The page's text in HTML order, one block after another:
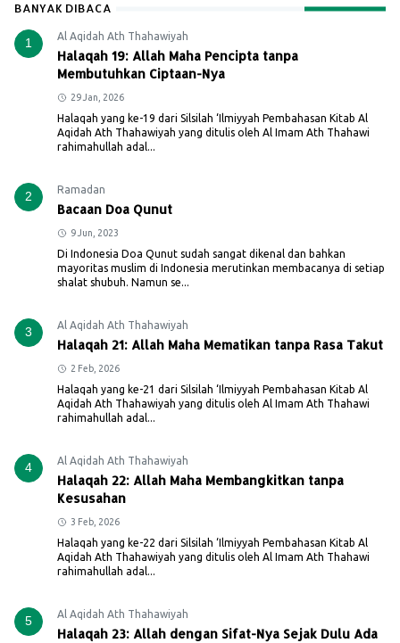
BANYAK DIBACA
1 Al Aqidah Ath Thahawiyah
Halaqah 19: Allah Maha Pencipta tanpa
Membutuhkan Ciptaan-Nya
29 Jan, 2026
Halaqah yang ke-19 dari Silsilah ‘Ilmiyyah Pembahasan Kitab Al
Aqidah Ath Thahawiyah yang ditulis oleh Al Imam Ath Thahawi
rahimahullah adal...
2 Ramadan
Bacaan Doa Qunut
9 Jun, 2023
Di Indonesia Doa Qunut sudah sangat dikenal dan bahkan
mayoritas muslim di Indonesia merutinkan membacanya di setiap
shalat shubuh. Namun se...
3 Al Aqidah Ath Thahawiyah
Halaqah 21: Allah Maha Mematikan tanpa Rasa Takut
2 Feb, 2026
Halaqah yang ke-21 dari Silsilah ‘Ilmiyyah Pembahasan Kitab Al
Aqidah Ath Thahawiyah yang ditulis oleh Al Imam Ath Thahawi
rahimahullah adal...
4 Al Aqidah Ath Thahawiyah
Halaqah 22: Allah Maha Membangkitkan tanpa
Kesusahan
3 Feb, 2026
Halaqah yang ke-22 dari Silsilah ‘Ilmiyyah Pembahasan Kitab Al
Aqidah Ath Thahawiyah yang ditulis oleh Al Imam Ath Thahawi
rahimahullah adal...
5 Al Aqidah Ath Thahawiyah
Halaqah 23: Allah dengan Sifat-Nya Sejak Dulu Ada